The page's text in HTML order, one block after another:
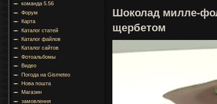
команда 5.56
Форум
Карта
Каталог статей
Каталог файлов
Каталог сайтов
Фотоальбомы
Видео
Погода на Gismeteo
Нова пошта
Магазин
замовлення
Шоколад милле-
щербетом